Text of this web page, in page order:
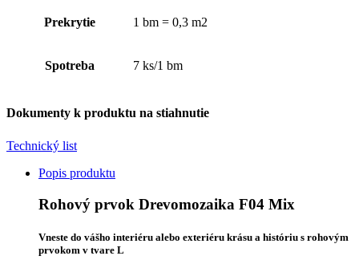
Prekrytie 1 bm = 0,3 m2
Spotreba 7 ks/1 bm
Dokumenty k produktu na stiahnutie
Technický list
Popis produktu
Rohový prvok Drevomozaika F04 Mix
Vneste do vášho interiéru alebo exteriéru krásu a históriu s rohovým
prvokom v tvare L